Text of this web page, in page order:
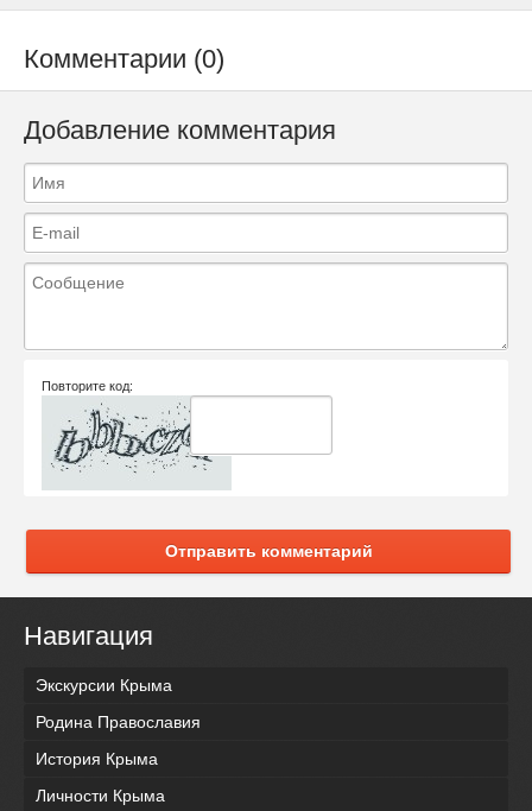
Комментарии (0)
Добавление комментария
Повторите код:
Отправить комментарий
Навигация
Экскурсии Крыма
Родина Православия
История Крыма
Личности Крыма